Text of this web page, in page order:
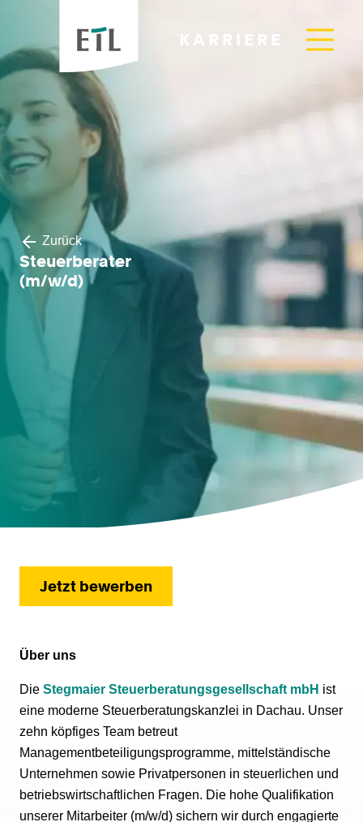
KARRIERE
Zurück
Steuerberater
(m/w/d)
Jetzt bewerben
Über uns
Die Stegmaier Steuerberatungsgesellschaft mbH ist
eine moderne Steuerberatungskanzlei in Dachau. Unser
zehn köpfiges Team betreut
Managementbeteiligungsprogramme, mittelständische
Unternehmen sowie Privatpersonen in steuerlichen und
betriebswirtschaftlichen Fragen. Die hohe Qualifikation
unserer Mitarbeiter (m/w/d) sichern wir durch engagierte